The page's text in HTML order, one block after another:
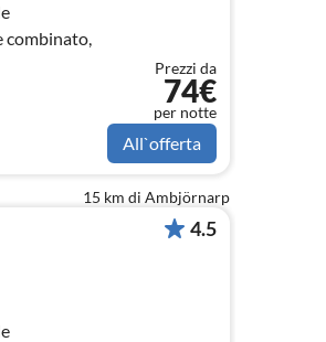
combinato,
Prezzi da
74€
per notte
All`offerta
15 km di Ambjörnarp
4.5